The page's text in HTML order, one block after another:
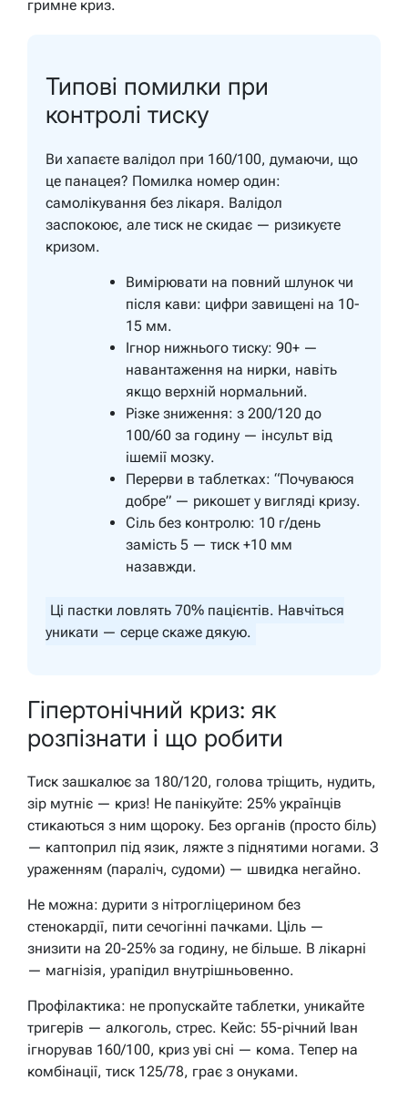
гримне криз.
Типові помилки при
контролі тиску
Ви хапаєте валідол при 160/100, думаючи, що
це панацея? Помилка номер один:
самолікування без лікаря. Валідол
заспокоює, але тиск не скидає — ризикуєте
кризом.
Вимірювати на повний шлунок чи
після кави: цифри завищені на 10-
15 мм.
Ігнор нижнього тиску: 90+ —
навантаження на нирки, навіть
якщо верхній нормальний.
Різке зниження: з 200/120 до
100/60 за годину — інсульт від
ішемії мозку.
Перерви в таблетках: “Почуваюся
добре” — рикошет у вигляді кризу.
Сіль без контролю: 10 г/день
замість 5 — тиск +10 мм
назавжди.
Ці пастки ловлять 70% пацієнтів. Навчіться
уникати — серце скаже дякую.
Гіпертонічний криз: як
розпізнати і що робити
Тиск зашкалює за 180/120, голова тріщить, нудить,
зір мутніє — криз! Не панікуйте: 25% українців
стикаються з ним щороку. Без органів (просто біль)
— каптоприл під язик, ляжте з піднятими ногами. З
ураженням (параліч, судоми) — швидка негайно.
Не можна: дурити з нітрогліцерином без
стенокардії, пити сечогінні пачками. Ціль —
знизити на 20-25% за годину, не більше. В лікарні
— магнізія, урапідил внутрішньовенно.
Профілактика: не пропускайте таблетки, уникайте
тригерів — алкоголь, стрес. Кейс: 55-річний Іван
ігнорував 160/100, криз уві сні — кома. Тепер на
комбінації, тиск 125/78, грає з онуками.